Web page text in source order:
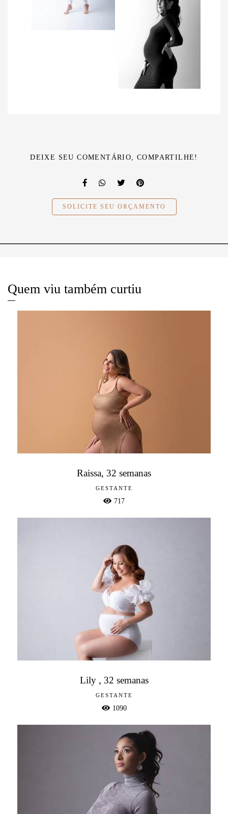
DEIXE SEU COMENTÁRIO, COMPARTILHE!
SOLICITE SEU ORÇAMENTO
Quem viu também curtiu
Raissa, 32 semanas
GESTANTE
717
Lily , 32 semanas
GESTANTE
1090